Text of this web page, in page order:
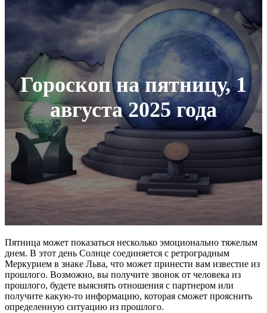
Гороскоп на пятницу, 1
августа 2025 года
Пятница может показаться несколько эмоционально тяжелым
днем. В этот день Солнце соединяется с ретроградным
Меркурием в знаке Льва, что может принести вам известие из
прошлого. Возможно, вы получите звонок от человека из
прошлого, будете выяснять отношения с партнером или
получите какую-то информацию, которая сможет прояснить
определенную ситуацию из прошлого.